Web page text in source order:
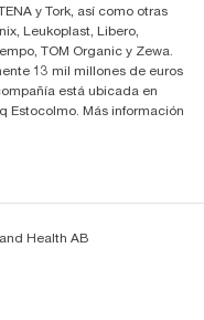
y Tork, así como otras
Leukoplast, Libero,
TOM Organic y Zewa.
13 mil millones de euros
está ubicada en
Estocolmo. Más información
Health AB